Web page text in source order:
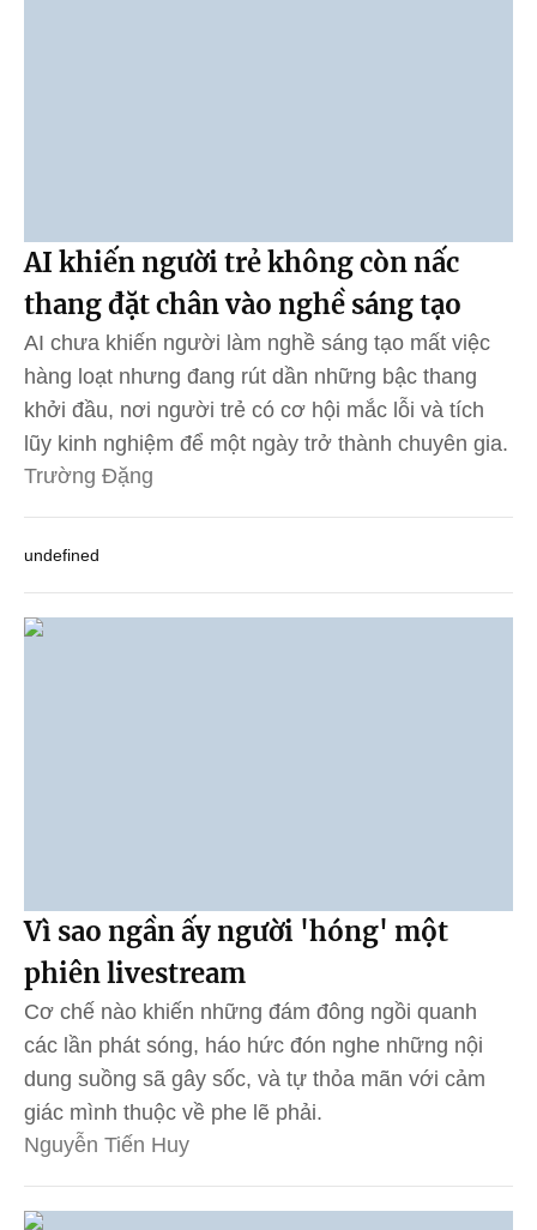
AI khiến người trẻ không còn nấc
thang đặt chân vào nghề sáng tạo
AI chưa khiến người làm nghề sáng tạo mất việc
hàng loạt nhưng đang rút dần những bậc thang
khởi đầu, nơi người trẻ có cơ hội mắc lỗi và tích
lũy kinh nghiệm để một ngày trở thành chuyên gia.
Trường Đặng
undefined
Vì sao ngần ấy người 'hóng' một
phiên livestream
Cơ chế nào khiến những đám đông ngồi quanh
các lần phát sóng, háo hức đón nghe những nội
dung suồng sã gây sốc, và tự thỏa mãn với cảm
giác mình thuộc về phe lẽ phải.
Nguyễn Tiến Huy